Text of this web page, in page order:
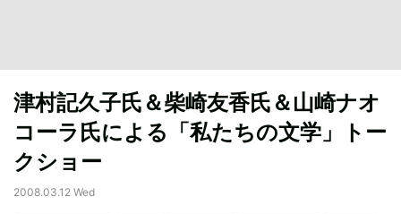
津村記久子氏＆柴崎友香氏＆山崎ナオ
コーラ氏による「私たちの文学」トー
クショー
2008.03.12 Wed